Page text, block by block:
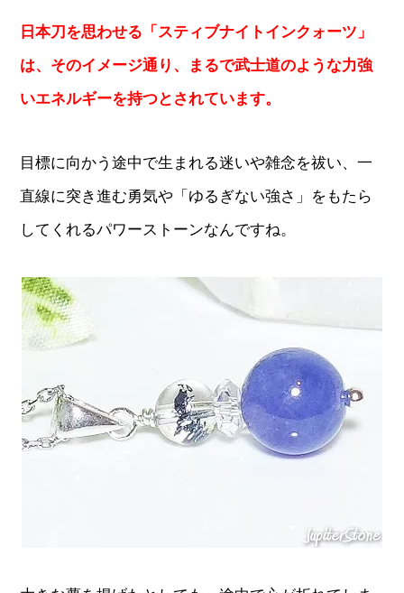
日本刀を思わせる「スティブナイトインクォーツ」
は、そのイメージ通り、まるで武士道のような力強
いエネルギーを持つとされています。
目標に向かう途中で生まれる迷いや雑念を祓い、一
直線に突き進む勇気や「ゆるぎない強さ」をもたら
してくれるパワーストーンなんですね。